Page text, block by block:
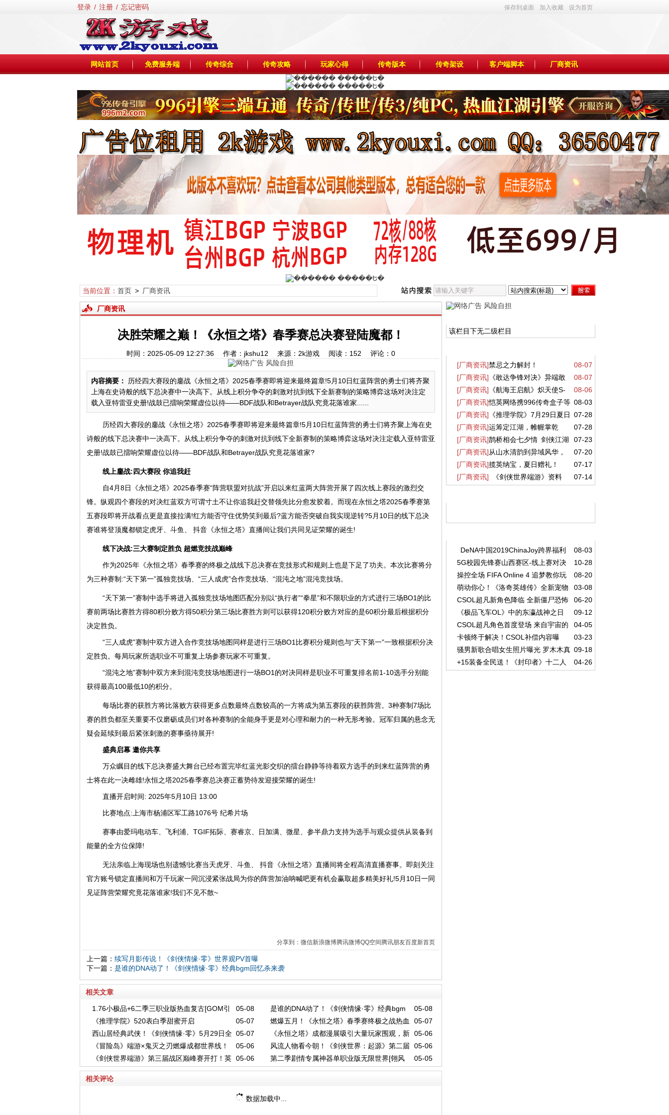
登录 / 注册 / 忘记密码 保存到桌面 加入收藏 设为首页
网站首页 免费服务端 传奇综合 传奇攻略 玩家心得 传奇版本 传奇架设 客户端脚本 厂商资讯
当前位置： 首页 > 厂商资讯
厂商资讯
决胜荣耀之巅！《永恒之塔》春季赛总决赛登陆魔都！
时间：2025-05-09 12:27:36 作者：jkshu12 来源：2k游戏 阅读： 152 评论： 0
内容摘要：
历经四大赛段的鏖战《永恒之塔》2025春季赛即将迎来最终篇章!5月10日红蓝阵营的勇士们将齐聚
上海在史诗般的线下总决赛中一决高下。从线上积分争夺的刺激对抗到线下全新赛制的策略博弈这场对决注定
载入亚特雷亚史册!战鼓已擂响荣耀虚位以待——BDF战队和Betrayer战队究竟花落谁家......
历经四大赛段的鏖战《永恒之塔》2025春季赛即将迎来最终篇章!5月10日红蓝阵营的勇士们将齐聚上海在史
诗般的线下总决赛中一决高下。从线上积分争夺的刺激对抗到线下全新赛制的策略博弈这场对决注定载入亚特雷亚
史册!战鼓已擂响荣耀虚位以待——BDF战队和Betrayer战队究竟花落谁家?
线上鏖战:四大赛段 你追我赶
自4月8日《永恒之塔》2025春季赛“阵营联盟对抗战”开启以来红蓝两大阵营开展了四次线上赛段的激烈交
锋。纵观四个赛段的对决红蓝双方可谓寸土不让你追我赶交替领先比分愈发胶着。而现在永恒之塔2025春季赛第
五赛段即将开战看点更是直接拉满!红方能否守住优势笑到最后?蓝方能否突破自我实现逆转?5月10日的线下总决
赛谁将登顶魔都锁定虎牙、斗鱼、 抖音《永恒之塔》直播间让我们共同见证荣耀的诞生!
线下决战:三大赛制定胜负 超燃竞技战巅峰
作为2025年《永恒之塔》春季赛的终极之战线下总决赛在竞技形式和规则上也是下足了功夫。本次比赛将分
为三种赛制:“天下第一”孤独竞技场、“三人成虎”合作竞技场、“混沌之地”混沌竞技场。
“天下第一”赛制中选手将进入孤独竞技场地图匹配分别以“执行者”“拳星”和不限职业的方式进行三场BO1的比
赛前两场比赛胜方得80积分败方得50积分第三场比赛胜方则可以获得120积分败方对应的是60积分最后根据积分
决定胜负。
“三人成虎”赛制中双方进入合作竞技场地图同样是进行三场BO1比赛积分规则也与“天下第一”一致根据积分决
定胜负。每局玩家所选职业不可重复上场参赛玩家不可重复。
“混沌之地”赛制中双方来到混沌竞技场地图进行一场BO1的对决同样是职业不可重复排名前1-10选手分别能
获得最高100最低10的积分。
每场比赛的获胜方将比落败方获得更多点数最终点数较高的一方将成为第五赛段的获胜阵营。3种赛制7场比
赛的胜负都至关重要不仅磨砺成员们对各种赛制的全能身手更是对心理和耐力的一种无形考验。冠军归属的悬念无
疑会延续到最后紧张刺激的赛事亟待展开!
盛典启幕 邀你共享
万众瞩目的线下总决赛盛大舞台已经布置完毕红蓝光影交织的擂台静静等待着双方选手的到来红蓝阵营的勇
士将在此一决雌雄!永恒之塔2025春季赛总决赛正蓄势待发迎接荣耀的诞生!
直播开启时间: 2025年5月10日 13:00
比赛地点:上海市杨浦区军工路1076号 纪希片场
赛事由爱玛电动车、飞利浦、TGIF拓际、赛睿京、日加满、微星、参半鼎力支持为选手与观众提供从装备到
能量的全方位保障!
无法亲临上海现场也别遗憾!比赛当天虎牙、斗鱼、 抖音《永恒之塔》直播间将全程高清直播赛事。即刻关注
官方账号锁定直播间和万千玩家一同沉浸紧张战局为你的阵营加油呐喊吧更有机会赢取超多精美好礼!5月10日一同
见证阵营荣耀究竟花落谁家!我们不见不散~
分享到： 微信新浪微博腾讯微博QQ空间 腾讯朋友百度新首页
上一篇： 续写月影传说！《剑侠情缘·零》世界观PV首曝
下一篇： 是谁的DNA动了！《剑侠情缘·零》经典bgm回忆杀来袭
相关文章
05-08
1.76小极品+6二季三职业版热血复古[GOM引
擎]
05-08
是谁的DNA动了！《剑侠情缘·零》经典bgm
回忆杀来袭
05-07
《推理学院》520表白季甜蜜开启 05-07
燃爆五月！《永恒之塔》春季赛终极之战热血
来袭！
05-07
西山居经典武侠！《剑侠情缘·零》5月29日全
平台公测
05-06
《永恒之塔》成都漫展吸引大量玩家围观，新
职业首亮相收获好评
05-06
《冒险岛》端游×鬼灭之刃燃爆成都世界线！
次元无界，热爱永续！
05-06
风流人物看今朝！《剑侠世界：起源》第二届
江湖名侠将开启报名！
05-06
《剑侠世界端游》第三届战区巅峰赛开打！英
雄齐聚，克敌制胜！
05-05
第二季剧情专属神器单职业版无限世界[翎风
引擎]
相关评论
数据加载中...
该栏目下无二级栏目
08-07
[厂商资讯]禁忌之力解封！
GQuuuuuuX正式降临万代《敢达决战》！
08-07
[厂商资讯] 《敢达争锋对决》异端敢
达金色机天照正式参战 双形态演绎空中战
技
08-06
[厂商资讯] 《航海王启航》炽天使S-
蛇女正式登场！这份阵容搭配请收好
08-03
[厂商资讯]恺英网络携996传奇盒子等
三大产品亮相2026 ChinaJoy 沙巴克城、
归心城池实景落地展馆
07-28
[厂商资讯] 《推理学院》7月29日夏日
盛会活动完美呈现
07-28
[厂商资讯]运筹定江湖，帷幄掌乾
坤！《剑网一》全新资料片【运筹帷幄】今
日上线！
07-23
[厂商资讯]鹊桥相会七夕情 剑侠江湖
共良辰 《剑网2》七夕版本今日浪漫开启！
07-20
[厂商资讯]从山水清韵到异域风华，
盛夏新裳伴你共赴新章！
07-17
[厂商资讯]揽英纳宝，夏日赠礼！
《剑侠世界3》夏日新品与福利上线！
07-14
[厂商资讯] 《剑侠世界端游》资料
08-03
DeNA中国2019ChinaJoy跨界福利
大集合
10-28
5G校园先锋赛山西赛区-线上赛对决
精彩回顾，续写荣耀篇章
08-20
操控全场 FIFA Online 4 追梦教你玩
转经理人
03-08
萌动你心！《洛奇英雄传》全新宠物
玩法3.13上线
06-20
CSOL超凡新角色降临 全新僵尸恐怖
登场
09-12
《极品飞车OL》中的东瀛战神之日
产GTR Premium 2017
04-05
CSOL超凡角色首度登场 来自宇宙的
全新势力！
03-23
卡顿终于解决！CSOL补偿内容曝
光：+6狼魂登录送
09-18
骚男新歌合唱女生照片曝光 罗木木真
实身份揭秘
04-26
+15装备全民送！《封印者》十二人